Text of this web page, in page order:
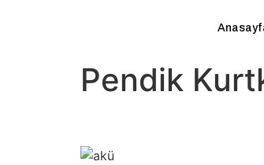
Pendik